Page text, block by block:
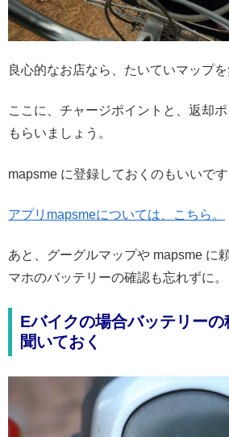
良心的なお店なら、たいていマップを
ここに、チャージポイントと、返却
もらいましょう。
mapsme に登録しておくのもいいです
アプリmapsmeについては、こちら。
あと、グーグルマップや mapsme に
マホのバッテリーの確認も忘れずに。
Eバイクの場合バッテリー
聞いておく